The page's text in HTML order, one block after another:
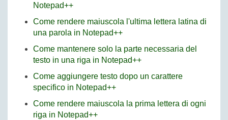
Notepad++
Come rendere maiuscola l'ultima lettera latina di
una parola in Notepad++
Come mantenere solo la parte necessaria del
testo in una riga in Notepad++
Come aggiungere testo dopo un carattere
specifico in Notepad++
Come rendere maiuscola la prima lettera di ogni
riga in Notepad++